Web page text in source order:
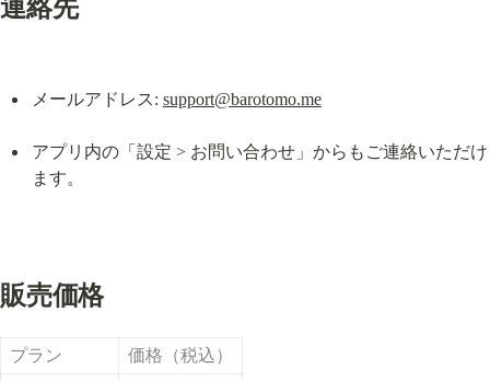
連絡先
メールアドレス: support@barotomo.me
アプリ内の「設定 > お問い合わせ」からもご連絡いただけ
ます。
販売価格
プラン
価格（税込）